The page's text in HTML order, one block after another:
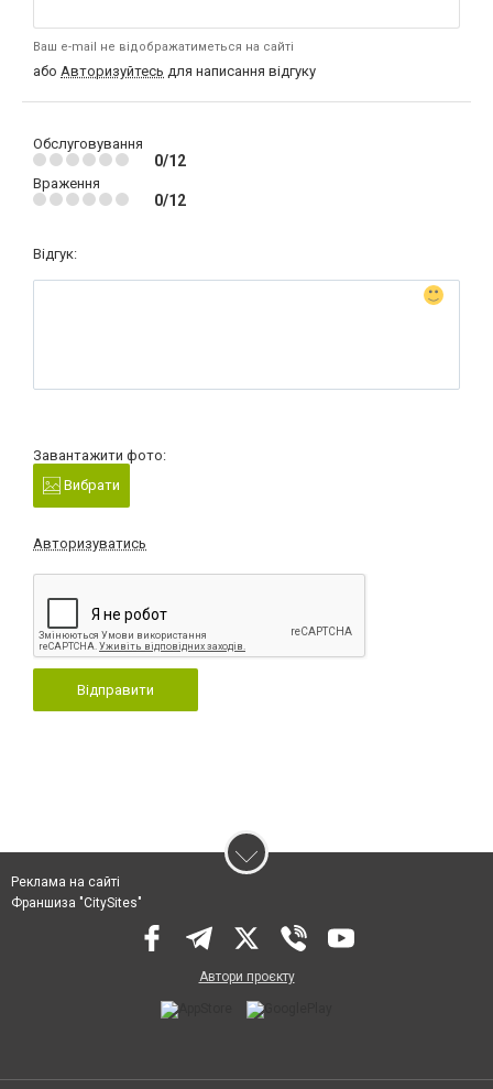
Ваш e-mail не відображатиметься на сайті
або Авторизуйтесь для написання відгуку
Обслуговування
0/12
Враження
0/12
Відгук:
Завантажити фото:
Вибрати
Авторизуватись
Відправити
Реклама на сайті
Франшиза "CitySites"
Автори проєкту